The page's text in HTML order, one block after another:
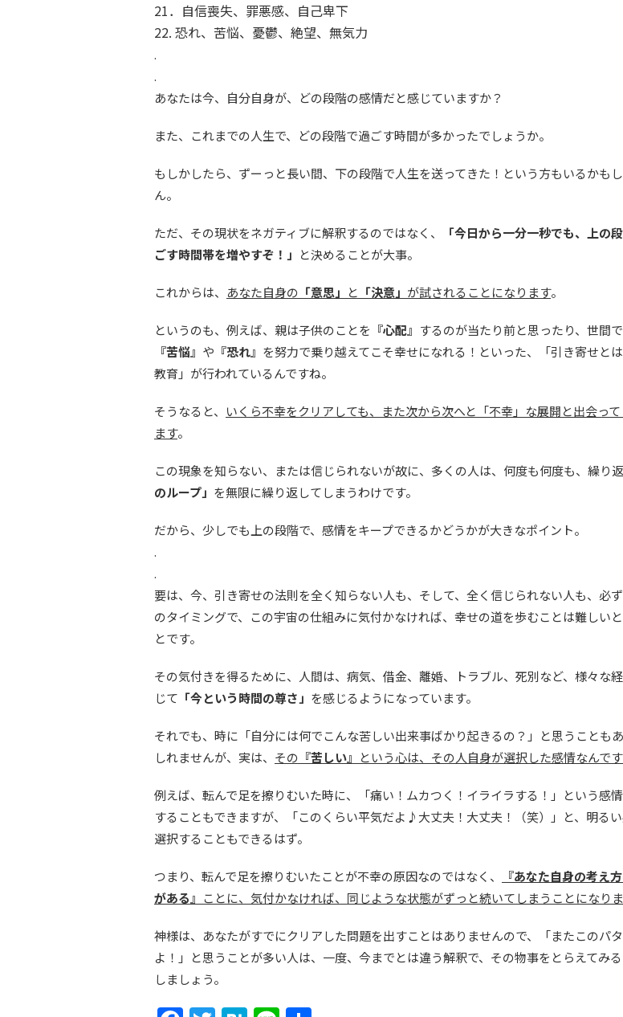
21．自信喪失、罪悪感、自己卑下
22. 恐れ、苦悩、憂鬱、絶望、無気力
.
.
あなたは今、自分自身が、どの段階の感情だと感じていますか？
また、これまでの人生で、どの段階で過ごす時間が多かったでしょうか。
もしかしたら、ずーっと長い間、下の段階で人生を送ってきた！という方もいるかも
ん。
ただ、その現状をネガティブに解釈するのではなく、
「今日から一分一秒でも、上の
ごす時間帯を増やすぞ！」 と決めることが大事。
これからは、 あなた自身の 「意思」 と 「決意」 が試されることになります。
というのも、例えば、親は子供のことを 『心配』 するのが当たり前と思ったり、世間で
『苦悩』 や 『恐れ』 を努力で乗り越えてこそ幸せになれる！といった、「引き寄せと
教育」が行われているんですね。
そうなると、 いくら不幸をクリアしても、また次から次へと「不幸」な展開と出会っ
ます。
この現象を知らない、または信じられないが故に、多くの人は、何度も何度も、繰り
のループ」 を無限に繰り返してしまうわけです。
だから、少しでも上の段階で、感情をキープできるかどうかが大きなポイント。
.
.
要は、今、引き寄せの法則を全く知らない人も、そして、全く信じられない人も、必
のタイミングで、この宇宙の仕組みに気付かなければ、幸せの道を歩むことは難しい
とです。
その気付きを得るために、人間は、病気、借金、離婚、トラブル、死別など、様々な
じて 「今という時間の尊さ」 を感じるようになっています。
それでも、時に「自分には何でこんな苦しい出来事ばかり起きるの？」と思うことも
しれませんが、実は、 その 『苦しい』 という心は、その人自身が選択した感情なんで
例えば、転んで足を擦りむいた時に、「痛い！ムカつく！イライラする！」という感
することもできますが、「このくらい平気だよ♪大丈夫！大丈夫！（笑）」と、明る
選択することもできるはず。
つまり、転んで足を擦りむいたことが不幸の原因なのではなく、
『あなた自身の考え
がある』 ことに、気付かなければ、同じような状態がずっと続いてしまうことになり
神様は、あなたがすでにクリアした問題を出すことはありませんので、「またこのパ
よ！」と思うことが多い人は、一度、今までとは違う解釈で、その物事をとらえてみ
しましょう。